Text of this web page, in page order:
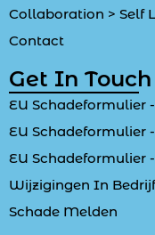
Collaboration > Self
Contact
Get In Touch
EU Schadeformulier
EU Schadeformulier
EU Schadeformulier
Wijzigingen In
Schade Melden